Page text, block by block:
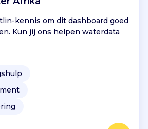
kennis om dit dashboard goed
Kun jij ons helpen waterdata